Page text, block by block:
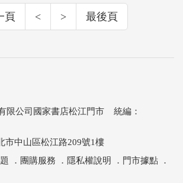
頁 < > 最後頁
限公司國家書店松江門市 統編：
市中山區松江路209號1樓
． 團購服務 ． 隱私權說明 ． 門市據點 ．